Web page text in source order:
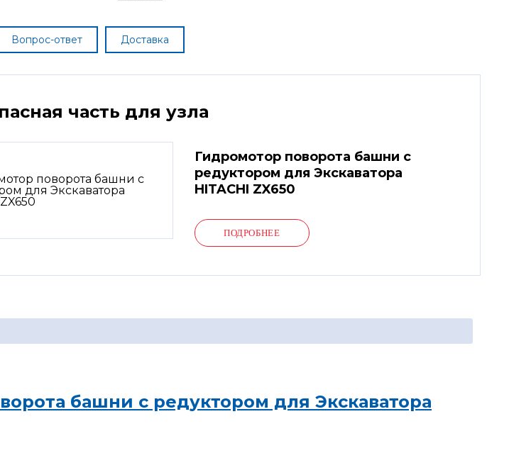
Вопрос-ответ Доставка
часть для узла
Гидромотор поворота башни с
редуктором для Экскаватора
HITACHI ZX650
ПОДРОБНЕЕ
башни с редуктором для Экскаватора